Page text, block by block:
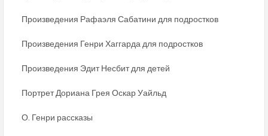
Произведения Рафаэля Сабатини для подростков
Произведения Генри Хаггарда для подростков
Произведения Эдит Несбит для детей
Портрет Дориана Грея Оскар Уайльд
О. Генри рассказы